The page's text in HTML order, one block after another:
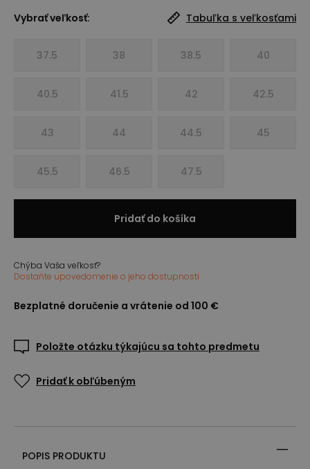
Vybrať veľkosť: Tabuľka s veľkosťami
37.5 38 38.5 40
40.5 41.5 42 42.5
43 44 44.5 45
45.5 46.5 47.5
Pridať do košíka
Chýba Vaša veľkosť?
Dostaňte upovedomenie o jeho dostupnosti
Bezplatné doručenie a vrátenie od 100 €
Položte otázku týkajúcu sa tohto predmetu
Pridať k obľúbeným
POPIS PRODUKTU